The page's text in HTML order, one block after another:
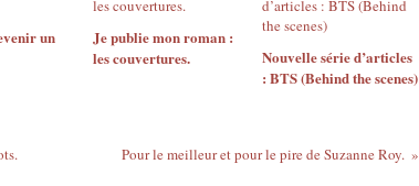
un
Je publie mon roman :
les couvertures.
Nouvelle série d’articles
: BTS (Behind the scenes)
Pour le meilleur et pour le pire de Suzanne Roy.